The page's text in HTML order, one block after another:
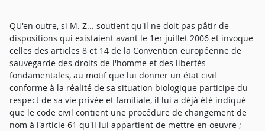
QU'en outre, si M. Z... soutient qu'il ne doit pas pâtir de
dispositions qui existaient avant le 1er juillet 2006 et invoque
celles des articles 8 et 14 de la Convention européenne de
sauvegarde des droits de l'homme et des libertés
fondamentales, au motif que lui donner un état civil
conforme à la réalité de sa situation biologique participe du
respect de sa vie privée et familiale, il lui a déjà été indiqué
que le code civil contient une procédure de changement de
nom à l'article 61 qu'il lui appartient de mettre en oeuvre ;